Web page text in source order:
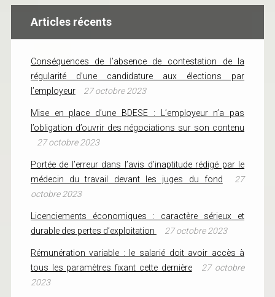
Articles récents
Conséquences de l’absence de contestation de la
régularité d’une candidature aux élections par
l’employeur
27 octobre 2023
Mise en place d’une BDESE : L’employeur n’a pas
l’obligation d’ouvrir des négociations sur son contenu
27 octobre 2023
Portée de l’erreur dans l’avis d’inaptitude rédigé par le
médecin du travail devant les juges du fond
27
octobre 2023
Licenciements économiques : caractère sérieux et
durable des pertes d’exploitation
27 octobre 2023
Rémunération variable : le salarié doit avoir accès à
tous les paramètres fixant cette dernière
27 octobre
2023